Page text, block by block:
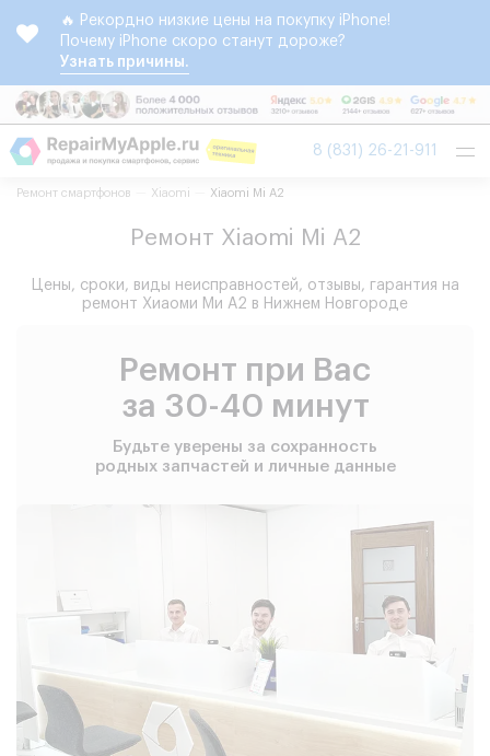
🔥 Рекордно низкие цены на покупку iPhone!
Почему iPhone скоро станут дороже?
Узнать причины.
8 (831) 26-21-911
Ремонт смартфонов Xiaomi Xiaomi Mi A2
Ремонт Xiaomi Mi A2
Цены, сроки, виды неисправностей, отзывы, гарантия на
ремонт Хиаоми Ми А2 в Нижнем Новгороде
Ремонт при Вас
за 30-40 минут
Будьте уверены за сохранность
родных запчастей и личные данные